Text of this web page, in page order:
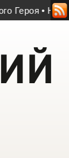
• На Запоріжжі